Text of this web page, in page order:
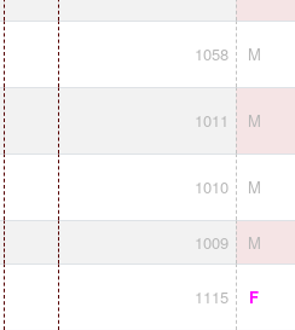
1058 M
1011 M
1010 M
1009 M
1115 F